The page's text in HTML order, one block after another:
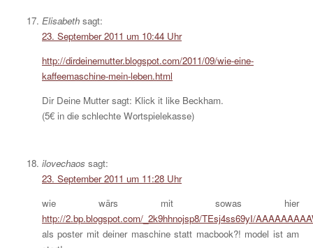
Elisabeth sagt:
23. September 2011 um 10:44 Uhr
http://dirdeinemutter.blogspot.com/2011/09/wie-eine-
kaffeemaschine-mein-leben.html
Dir Deine Mutter sagt: Klick it like Beckham.
(5€ in die schlechte Wortspielekasse)
ilovechaos sagt:
23. September 2011 um 11:28 Uhr
wie wärs mit sowas hier
http://2.bp.blogspot.com/_2k9hhnojsp8/TEsj4ss69yI/
als poster mit deiner maschine statt macbook?! model ist am